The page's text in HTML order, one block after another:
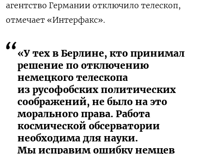
агентство Германии отключило телескоп,
отмечает «Интерфакс».
«У тех в Берлине, кто принимал
решение по отключению
немецкого телескопа
из русофобских политических
соображений, не было на это
морального права. Работа
космической обсерватории
необходима для науки.
Мы исправим ошибку немцев